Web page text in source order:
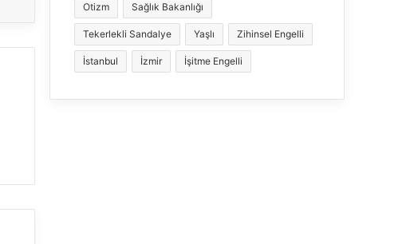
Otizm Sağlık Bakanlığı
Tekerlekli Sandalye Yaşlı Zihinsel Engelli
İstanbul İzmir İşitme Engelli